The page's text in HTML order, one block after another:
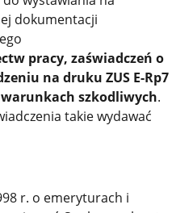
dokumentacji
pracy, zaświadczeń o
na druku ZUS E-Rp7
szkodliwych.
takie wydawać
r. o emeryturach i